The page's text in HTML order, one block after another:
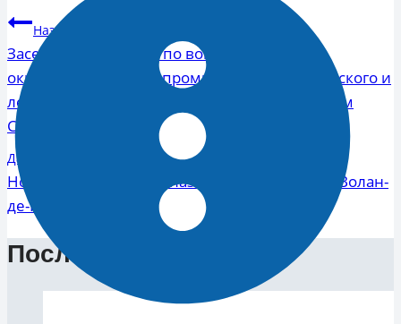
Навигация
по
записям
Назад
Заседание комитета по вопросам охраны
окружающей среды, промышленности, сельского и
лесопаркового хозяйства прошло в Городском
Собрании Сочи
Далее
Новый вид муравьёв назвали в честь лорда Волан-
де-Морта
Последние новости